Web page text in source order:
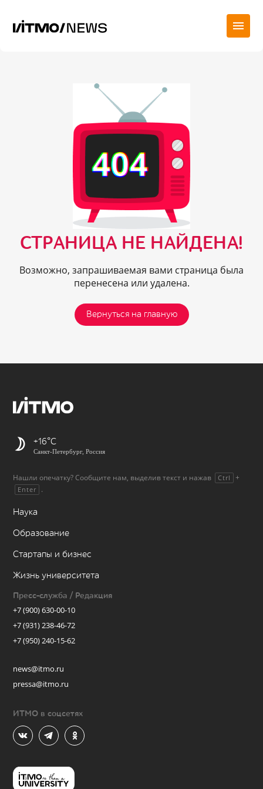
СТРАНИЦА НЕ НАЙДЕНА!
Возможно, запрашиваемая вами страница была
перенесена или удалена.
Вернуться на главную
+16
Санкт-Петербург, Россия
Нашли опечатку? Сообщите нам, выделив текст и нажав Ctrl +
Enter .
Наука
Образование
Стартапы и бизнес
Жизнь университета
Пресс-служба / Редакция
+7 (900) 630-00-10
+7 (931) 238-46-72
+7 (950) 240-15-62
news@itmo.ru
pressa@itmo.ru
ИТМО в соцсетях